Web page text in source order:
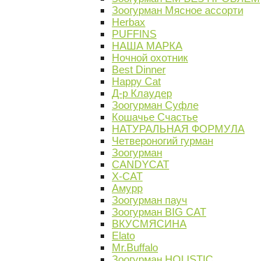
Зоогурман Мясное ассорти
Herbax
PUFFINS
НАША МАРКА
Ночной охотник
Best Dinner
Happy Cat
Д-р Клаудер
Зоогурман Суфле
Кошачье Счастье
НАТУРАЛЬНАЯ ФОРМУЛА
Четвероногий гурман
Зоогурман
CANDYCAT
X-CAT
Амурр
Зоогурман пауч
Зоогурман BIG CAT
ВКУСМЯСИНА
Elato
Mr.Buffalo